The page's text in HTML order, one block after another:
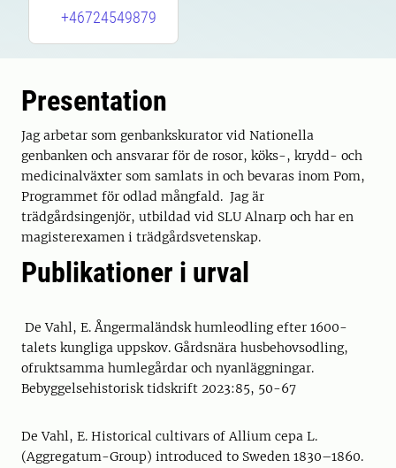
+46724549879
Presentation
Jag arbetar som genbankskurator vid Nationella
genbanken och ansvarar för de rosor, köks-, krydd- och
medicinalväxter som samlats in och bevaras inom Pom,
Programmet för odlad mångfald. Jag är
trädgårdsingenjör, utbildad vid SLU Alnarp och har en
magisterexamen i trädgårdsvetenskap.
Publikationer i urval
De Vahl, E. Ångermaländsk humleodling efter 1600-
talets kungliga uppskov. Gårdsnära husbehovsodling,
ofruktsamma humlegårdar och nyanläggningar.
Bebyggelsehistorisk tidskrift 2023:85, 50-67
De Vahl, E. Historical cultivars of Allium cepa L.
(Aggregatum-Group) introduced to Sweden 1830–1860.